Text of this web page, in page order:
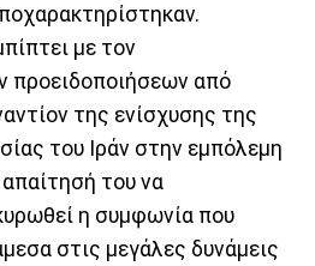
με τον
προειδοποιήσεων από
της ενίσχυσης της
του Ιράν στην εμπόλεμη
του να
η συμφωνία που
στις μεγάλες δυνάμεις